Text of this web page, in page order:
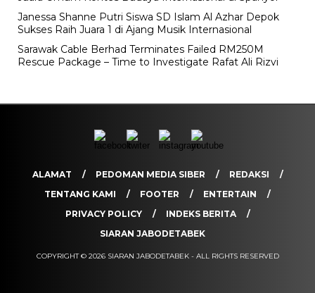
Janessa Shanne Putri Siswa SD Islam Al Azhar Depok
Sukses Raih Juara 1 di Ajang Musik Internasional
Sarawak Cable Berhad Terminates Failed RM250M
Rescue Package – Time to Investigate Rafat Ali Rizvi
ALAMAT PEDOMAN MEDIA SIBER
REDAKSI
TENTANG KAMI
FOOTER
ENTERTAIN
PRIVACY POLICY
INDEKS BERITA
SIARAN JABODETABEK
COPYRIGHT © 2026 SIARAN JABODETABEK - ALL RIGHTS RESERVED